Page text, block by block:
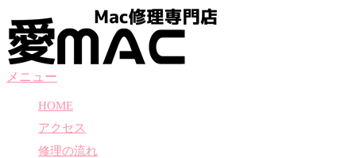
ン
テ
ン
ツ
メニュー
HOME
アクセス
修理の流れ